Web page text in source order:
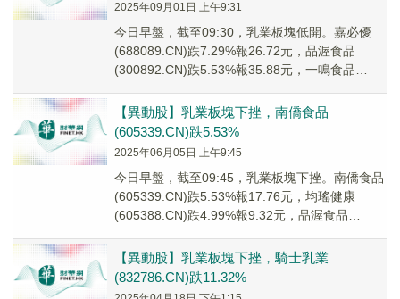
2025年09月01日 上午9:31
今日早盤，截至09:30，乳業板塊低開。嘉必優
(688089.CN)跌7.29%報26.72元，品渥食品
(300892.CN)跌5.53%報35.88元，一鳴食品
【異動股】乳業板塊下挫，南僑食品
(605339.CN)跌5.53%
2025年06月05日 上午9:45
今日早盤，截至09:45，乳業板塊下挫。南僑食品
(605339.CN)跌5.53%報17.76元，均瑤健康
(605388.CN)跌4.99%報9.32元，品渥食品
【異動股】乳業板塊下挫，騎士乳業
(832786.CN)跌11.32%